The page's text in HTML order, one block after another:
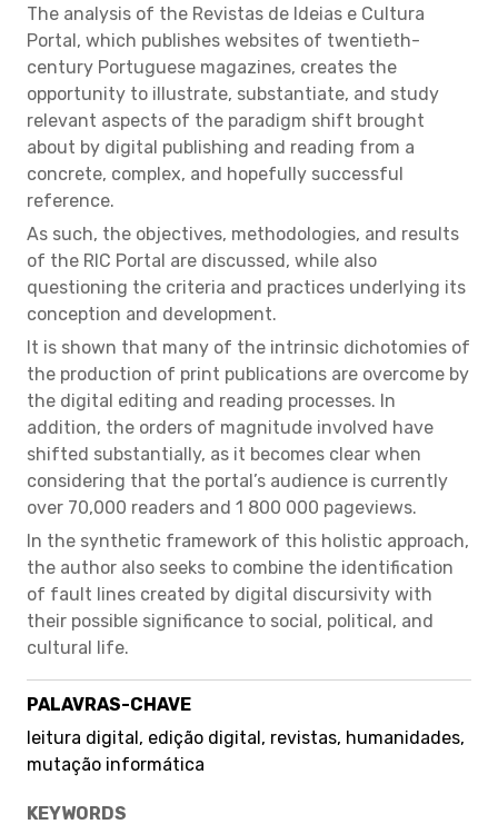
The analysis of the Revistas de Ideias e Cultura
Portal, which publishes websites of twentieth-
century Portuguese magazines, creates the
opportunity to illustrate, substantiate, and study
relevant aspects of the paradigm shift brought
about by digital publishing and reading from a
concrete, complex, and hopefully successful
reference.
As such, the objectives, methodologies, and results
of the RIC Portal are discussed, while also
questioning the criteria and practices underlying its
conception and development.
It is shown that many of the intrinsic dichotomies of
the production of print publications are overcome by
the digital editing and reading processes. In
addition, the orders of magnitude involved have
shifted substantially, as it becomes clear when
considering that the portal’s audience is currently
over 70,000 readers and 1 800 000 pageviews.
In the synthetic framework of this holistic approach,
the author also seeks to combine the identification
of fault lines created by digital discursivity with
their possible significance to social, political, and
cultural life.
PALAVRAS-CHAVE
leitura digital, edição digital, revistas, humanidades,
mutação informática
KEYWORDS